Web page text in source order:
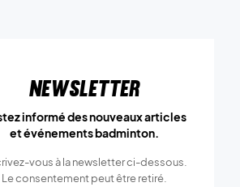
Newsletter
informé des nouveaux articles
et événements badminton.
vous à la newsletter ci-dessous.
Le consentement peut être retiré.